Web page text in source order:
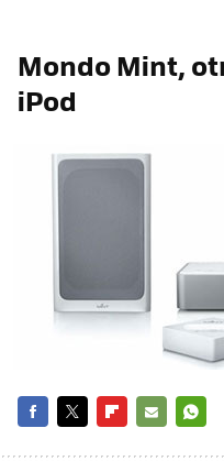
Mondo Mint,
iPod